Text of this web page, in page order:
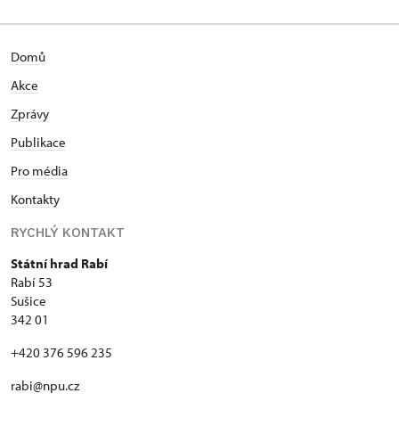
Domů
Akce
Zprávy
Publikace
Pro média
Kontakty
RYCHLÝ KONTAKT
Státní hrad Rabí
Rabí 53
Sušice
342 01
+420 376 596 235
rabi@npu.cz